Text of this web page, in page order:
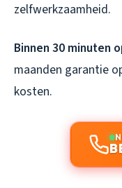
zelfwerkzaamheid.
Binnen 30 minuten
maanden garantie
kosten.